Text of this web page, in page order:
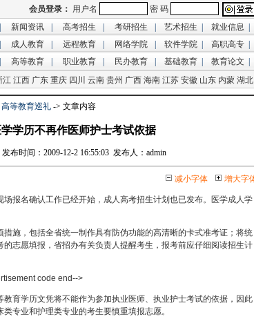
新闻资讯 高考招生 考研招生 艺术招生 就业信息
成人教育 远程教育 网络学院 软件学院 高职高专
高等教育 职业教育 民办教育 基础教育 教育论文
江 江西 广东 重庆 四川 云南 贵州 广西 海南 江苏 安徽 山东 内蒙 湖北
高等教育巡礼 -> 文章内容
学历不再作医师护士考试依据
布时间：2009-12-2 16:55:03 发布人：admin
减小字体 增大字
报名确认工作已经开始，成人高考招生计划也已发布。医学成人学
，包括全省统一制作具有防伪功能的高清晰的卡式准考证；将统
志愿填报，省招办有关负责人提醒考生，报考前应仔细阅读招生计
code end-->
学历文凭将不能作为参加执业医师、执业护士考试的依据，因此
专业和护理类专业的考生要慎重填报志愿。